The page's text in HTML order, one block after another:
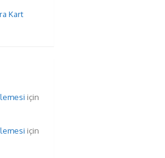
Kart
için
için